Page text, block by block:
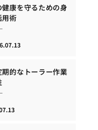
康を守るための身
術
的なトーラー作業